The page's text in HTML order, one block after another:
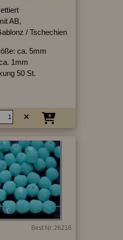
AB,
/ Tschechien
ca. 5mm
1mm
50 St.
Best.Nr.:26216